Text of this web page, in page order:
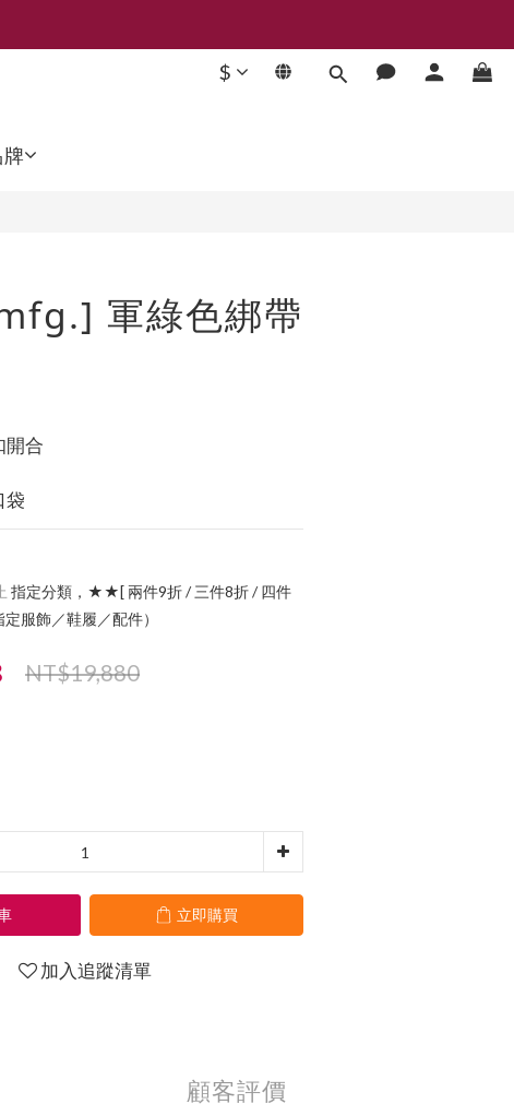
$
軍綠色綁帶
開合
袋
指定分類，★★[ 兩件9折 / 三件8折 / 四件
服飾／鞋履／配件）
NT$19,880
立即購買
加入追蹤清單
顧客評價
立即購買